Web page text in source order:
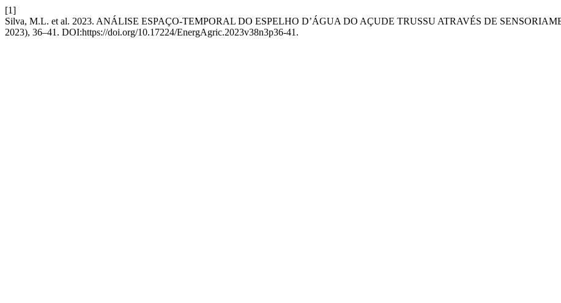
[1]
Silva, M.L. et al. 2023. ANÁLISE ESPAÇO-TEMPORAL DO ESPELHO D’ÁGUA DO AÇUDE TRUSSU ATRAVÉS DE
2023), 36–41. DOI:https://doi.org/10.17224/EnergAgric.2023v38n3p36-41.